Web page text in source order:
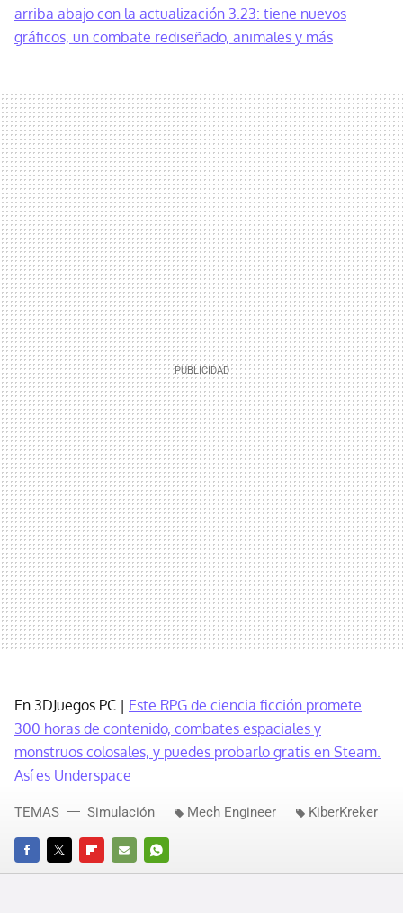
arriba abajo con la actualización 3.23: tiene nuevos
gráficos, un combate rediseñado, animales y más
En 3DJuegos PC | Este RPG de ciencia ficción promete
300 horas de contenido, combates espaciales y
monstruos colosales, y puedes probarlo gratis en Steam.
Así es Underspace
FACEBOOKTWITTERFLIPBOARD
E-
WHATSAPP
TEMAS Simulación Mech Engineer KiberKreker